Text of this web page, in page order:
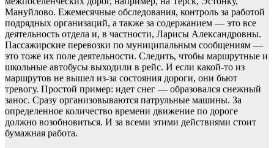
Мануйлово. Ежемесячные обследования, контроль за работой
подрядных организаций, а также за содержанием — это все
деятельность отдела и, в частности, Ларисы Александровны.
Пассажирские перевозки по муниципальным сообщениям —
это тоже их поле деятельности. Следить, чтобы маршрутные и
школьные автобусы выходили в рейс. И если какой-то из
маршрутов не вышел из-за состояния дороги, они бьют
тревогу. Простой пример: идет снег — образовался снежный
занос. Сразу организовываются патрульные машины. За
определенное количество времени движение по дороге
должно возобновиться. И за всеми этими действиями стоит
бумажная работа.